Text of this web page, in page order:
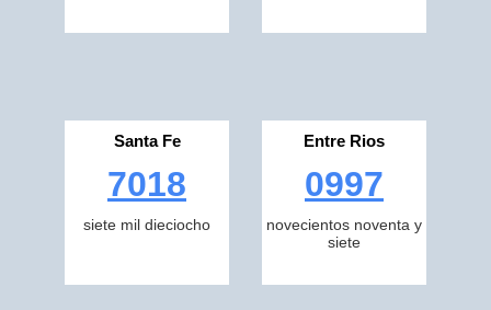
Santa Fe
7018
siete mil dieciocho
Entre Rios
0997
novecientos noventa y
siete